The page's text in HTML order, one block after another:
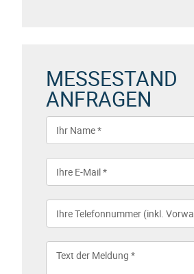
MESSESTAND
ANFRAGEN